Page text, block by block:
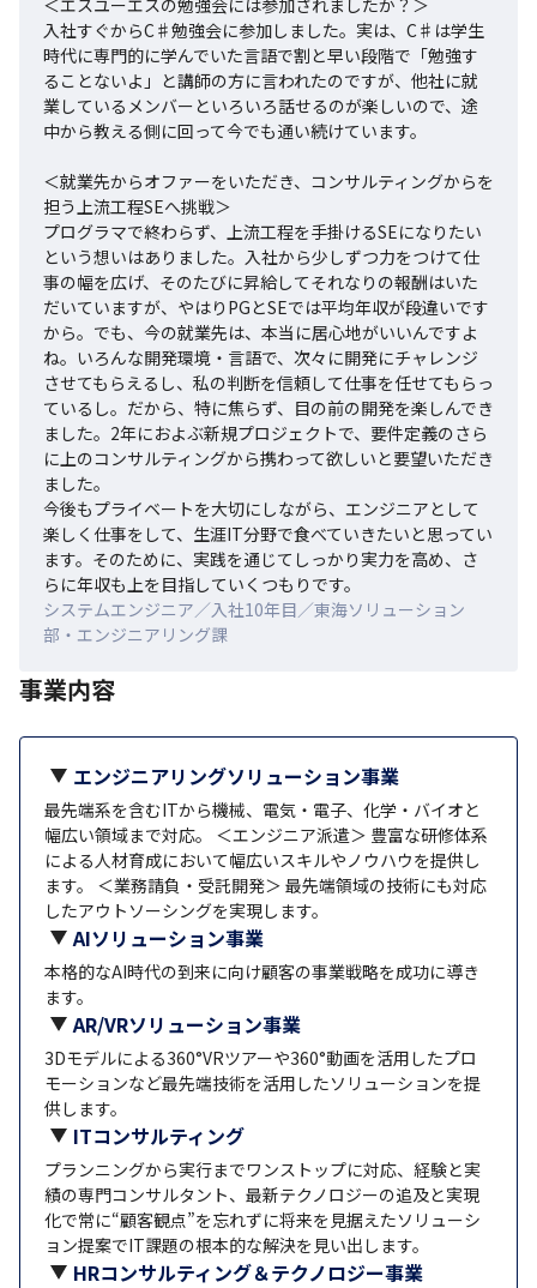
入社すぐからC♯勉強会に参加しました。実は、C♯は学生
時代に専門的に学んでいた言語で割と早い段階で「勉強す
ることないよ」と講師の方に言われたのですが、他社に就
業しているメンバーといろいろ話せるのが楽しいので、途
中から教える側に回って今でも通い続けています。
＜就業先からオファーをいただき、コンサルティングからを
担う上流工程SEへ挑戦＞
プログラマで終わらず、上流工程を手掛けるSEになりたい
という想いはありました。入社から少しずつ力をつけて仕
事の幅を広げ、そのたびに昇給してそれなりの報酬はいた
だいていますが、やはりPGとSEでは平均年収が段違いです
から。でも、今の就業先は、本当に居心地がいいんですよ
ね。いろんな開発環境・言語で、次々に開発にチャレンジ
させてもらえるし、私の判断を信頼して仕事を任せてもらっ
ているし。だから、特に焦らず、目の前の開発を楽しんでき
ました。2年におよぶ新規プロジェクトで、要件定義のさら
に上のコンサルティングから携わって欲しいと要望いただき
ました。
今後もプライベートを大切にしながら、エンジニアとして
楽しく仕事をして、生涯IT分野で食べていきたいと思ってい
ます。そのために、実践を通じてしっかり実力を高め、さ
らに年収も上を目指していくつもりです。
システムエンジニア／入社10年目／東海ソリューション
部・エンジニアリング課
事業内容
エンジニアリングソリューション事業
最先端系を含むITから機械、電気・電子、化学・バイオと
幅広い領域まで対応。 ＜エンジニア派遣＞ 豊富な研修体系
による人材育成において幅広いスキルやノウハウを提供し
ます。 ＜業務請負・受託開発＞ 最先端領域の技術にも対応
したアウトソーシングを実現します。
AIソリューション事業
本格的なAI時代の到来に向け顧客の事業戦略を成功に導き
ます。
AR/VRソリューション事業
3Dモデルによる360°VRツアーや360°動画を活用したプロ
モーションなど最先端技術を活用したソリューションを提
供します。
ITコンサルティング
プランニングから実行までワンストップに対応、経験と実
績の専門コンサルタント、最新テクノロジーの追及と実現
化で常に“顧客観点”を忘れずに将来を見据えたソリューシ
ョン提案でIT課題の根本的な解決を見い出します。
HRコンサルティング＆テクノロジー事業